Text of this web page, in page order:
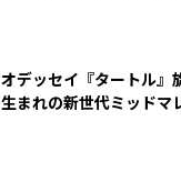
オデッセイ『タートル』
生まれの新世代ミッドマ